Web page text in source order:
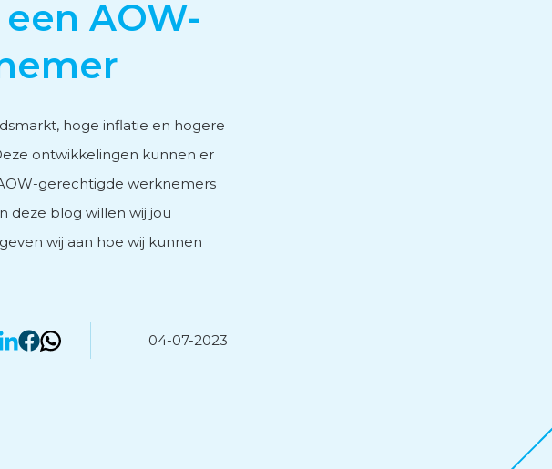
AOW-
hoge inflatie en hogere
ontwikkelingen kunnen er
gerechtigde werknemers
deze blog willen wij jou
wij aan hoe wij kunnen
04-07-2023